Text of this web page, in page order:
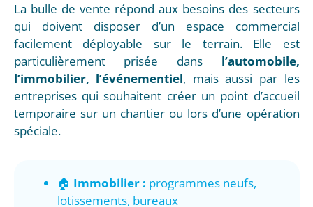
La bulle de vente répond aux besoins des secteurs
qui doivent disposer d’un espace commercial
facilement déployable sur le terrain. Elle est
particulièrement prisée dans l’automobile,
l’immobilier, l’événementiel, mais aussi par les
entreprises qui souhaitent créer un point d’accueil
temporaire sur un chantier ou lors d’une opération
spéciale.
🏠 Immobilier : programmes neufs,
lotissements, bureaux